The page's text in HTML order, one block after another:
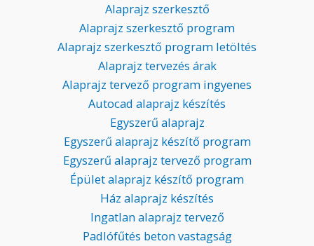
Alaprajz szerkesztő
Alaprajz szerkesztő program
Alaprajz szerkesztő program letöltés
Alaprajz tervezés árak
Alaprajz tervező program ingyenes
Autocad alaprajz készítés
Egyszerű alaprajz
Egyszerű alaprajz készítő program
Egyszerű alaprajz tervező program
Épület alaprajz készítő program
Ház alaprajz készítés
Ingatlan alaprajz tervező
Padlófűtés beton vastagság